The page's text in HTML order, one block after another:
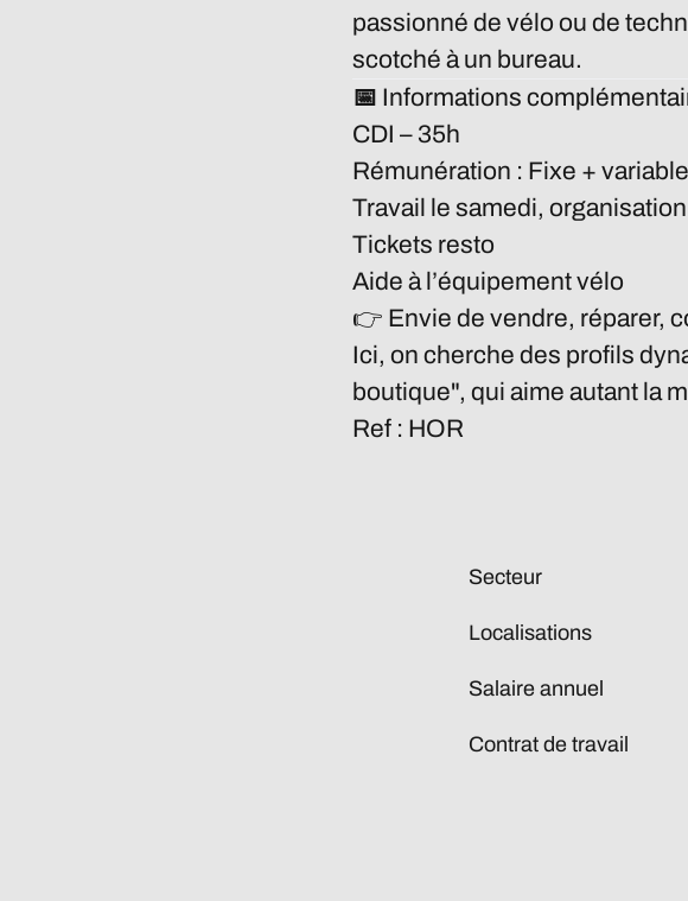
passionné de vélo ou de
scotché à un bureau.
📅 Informations
CDI – 35h
Rémunération : Fixe + variable
Travail le samedi,
Tickets resto
Aide à l’équipement vélo
👉 Envie de vendre, réparer,
Ici, on cherche des profils
boutique", qui aime autant la
Ref : HOR
Secteur
Localisations
Salaire annuel
Contrat de travail